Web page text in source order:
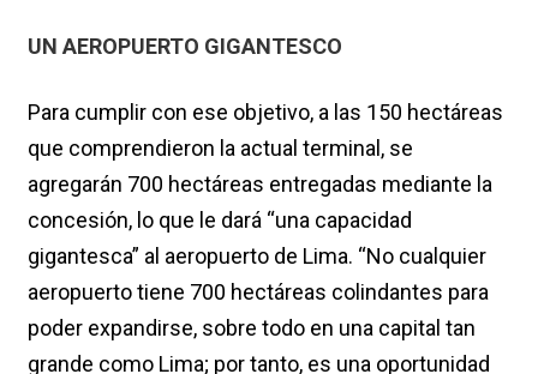
UN AEROPUERTO GIGANTESCO
Para cumplir con ese objetivo, a las 150 hectáreas
que comprendieron la actual terminal, se
agregarán 700 hectáreas entregadas mediante la
concesión, lo que le dará “una capacidad
gigantesca” al aeropuerto de Lima. “No cualquier
aeropuerto tiene 700 hectáreas colindantes para
poder expandirse, sobre todo en una capital tan
grande como Lima; por tanto, es una oportunidad